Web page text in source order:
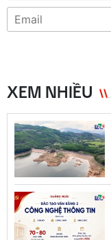
XEM NHIỀU